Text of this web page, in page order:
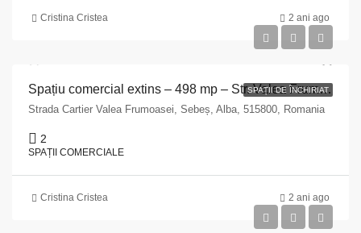
Cristina Cristea 2 ani ago
SPAȚII DE ÎNCHIRIAT
Spațiu comercial extins – 498 mp – Str. Valea Frumoasei, Sebeș
Strada Cartier Valea Frumoasei, Sebeș, Alba, 515800, Romania
2
SPAȚII COMERCIALE
Cristina Cristea 2 ani ago